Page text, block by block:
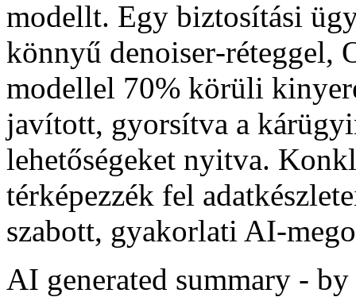
modellt. Egy biztosítási
könnyű denoiser‑réteggel,
modellel 70% körüli
javított, gyorsítva a
lehetőségeket nyitva.
térképezzék fel
szabott, gyakorlati
AI generated summary - by